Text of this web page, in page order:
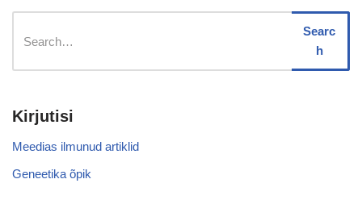
Searc
h
Kirjutisi
Meedias ilmunud artiklid
Geneetika õpik